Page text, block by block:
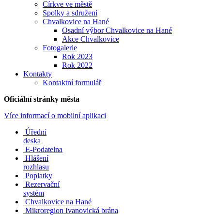
Církve ve městě
Spolky a sdružení
Chvalkovice na Hané
Osadní výbor Chvalkovice na Hané
Akce Chvalkovice
Fotogalerie
Rok 2023
Rok 2022
Kontakty
Kontaktní formulář
Oficiální stránky města
Více informací o mobilní aplikaci
Úřední
deska
E-Podatelna
Hlášení
rozhlasu
Poplatky
Rezervační
systém
Chvalkovice na Hané
Mikroregion Ivanovická brána